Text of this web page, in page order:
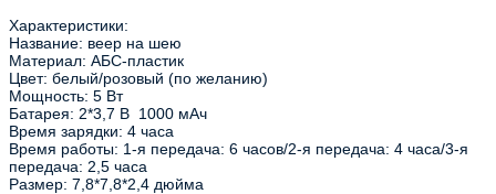
Характеристики:
Название: веер на шею
Материал: АБС-пластик
Цвет: белый/розовый (по желанию)
Мощность: 5 Вт
Батарея: 2*3,7 В 1000 мАч
Время зарядки: 4 часа
Время работы: 1-я передача: 6 часов/2-я передача: 4 часа/3-я
передача: 2,5 часа
Размер: 7,8*7,8*2,4 дюйма